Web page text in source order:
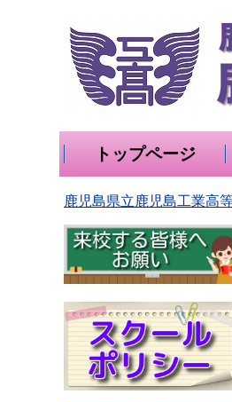
トップページ
鹿児島県立鹿児島工業高